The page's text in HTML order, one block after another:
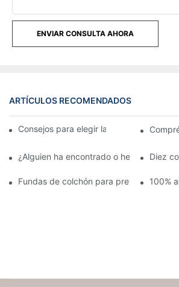
ENVIAR CONSULTA AHORA
ARTÍCULOS RECOMENDADOS
Consejos para elegir la mejor funda de
¿Alguien ha encontrado o hecho una
Diez
Fundas de colchón para prevenir las100%